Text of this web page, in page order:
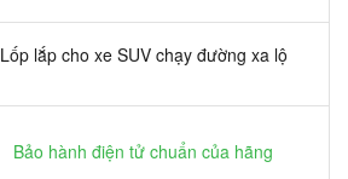
Lốp lắp cho xe SUV chạy đường xa lộ
Bảo hành điện tử chuẩn của hãng